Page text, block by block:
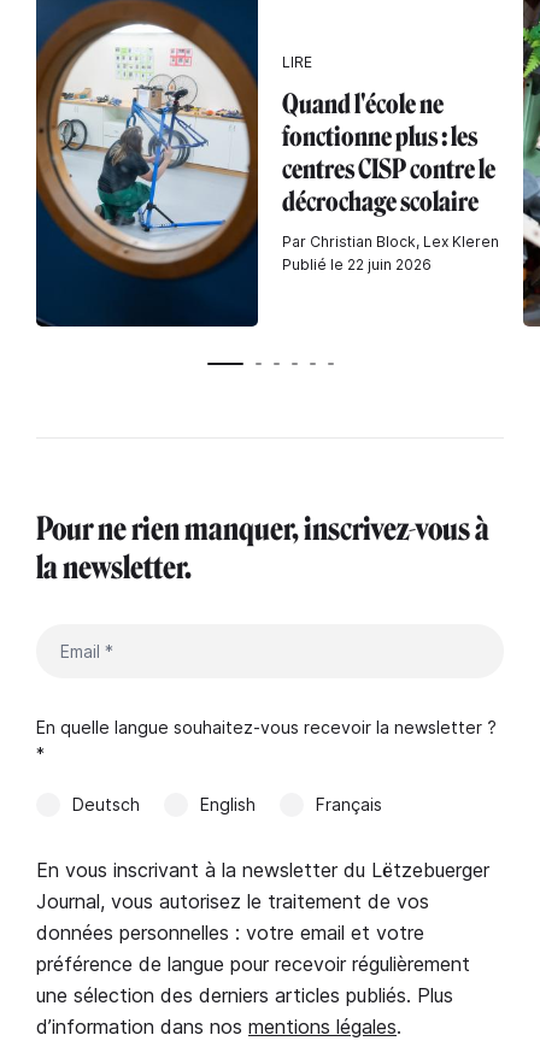
LIRE
Quand l'école ne
fonctionne plus : les
centres CISP contre le
décrochage scolaire
Par Christian Block, Lex Kleren
Publié le 22 juin 2026
Pour ne rien manquer, inscrivez-vous à
la newsletter.
En quelle langue souhaitez-vous recevoir la newsletter ?
*
Deutsch English Français
En vous inscrivant à la newsletter du Lëtzebuerger
Journal, vous autorisez le traitement de vos
données personnelles : votre email et votre
préférence de langue pour recevoir régulièrement
une sélection des derniers articles publiés. Plus
d’information dans nos mentions légales.